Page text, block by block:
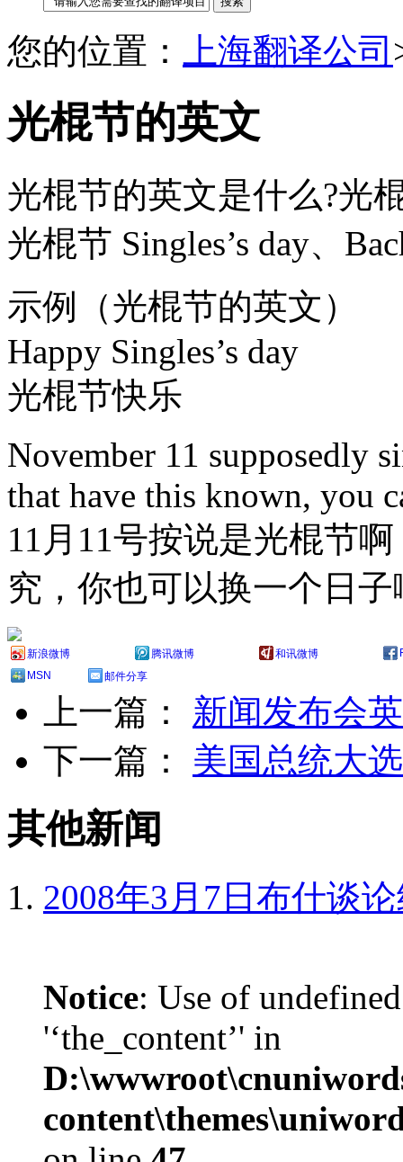
您的位置： 上海翻译公司
光棍节的英文
光棍节的英文是什么?光
光棍节 Singles’s day、
示例（光棍节的英文）
Happy Singles’s day
光棍节快乐
November 11 supposedly
that have this known, you
11月11号按说是光棍节
究，你也可以换一个日子
新浪微博 腾讯微博 和讯微博
MSN
邮件分享
上一篇： 新闻发布会
下一篇： 美国总统大
其他新闻
2008年3月7日布什谈
Notice: Use of
'‘the_content’' in